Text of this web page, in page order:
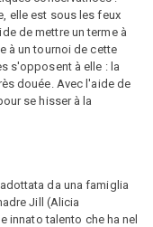
elle est sous les feux
de mettre un terme à
à un tournoi de cette
s'opposent à elle : la
douée. Avec l'aide de
se hisser à la
da una famiglia
Jill (Alicia
innato talento che ha nel